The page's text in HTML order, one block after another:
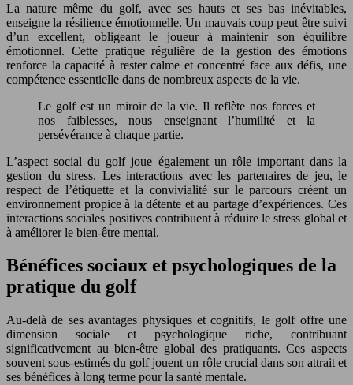
La nature même du golf, avec ses hauts et ses bas inévitables,
enseigne la résilience émotionnelle. Un mauvais coup peut être suivi
d’un excellent, obligeant le joueur à maintenir son équilibre
émotionnel. Cette pratique régulière de la gestion des émotions
renforce la capacité à rester calme et concentré face aux défis, une
compétence essentielle dans de nombreux aspects de la vie.
Le golf est un miroir de la vie. Il reflète nos forces et
nos faiblesses, nous enseignant l’humilité et la
persévérance à chaque partie.
L’aspect social du golf joue également un rôle important dans la
gestion du stress. Les interactions avec les partenaires de jeu, le
respect de l’étiquette et la convivialité sur le parcours créent un
environnement propice à la détente et au partage d’expériences. Ces
interactions sociales positives contribuent à réduire le stress global et
à améliorer le bien-être mental.
Bénéfices sociaux et psychologiques de la
pratique du golf
Au-delà de ses avantages physiques et cognitifs, le golf offre une
dimension sociale et psychologique riche, contribuant
significativement au bien-être global des pratiquants. Ces aspects
souvent sous-estimés du golf jouent un rôle crucial dans son attrait et
ses bénéfices à long terme pour la santé mentale.